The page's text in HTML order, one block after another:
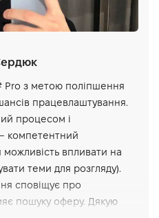
Pro з метою поліпшення
працевлаштування.
процесом і
компетентний
можливість впливати на
теми для розгляду).
сповіщує про
пошуку оферу. Дякую